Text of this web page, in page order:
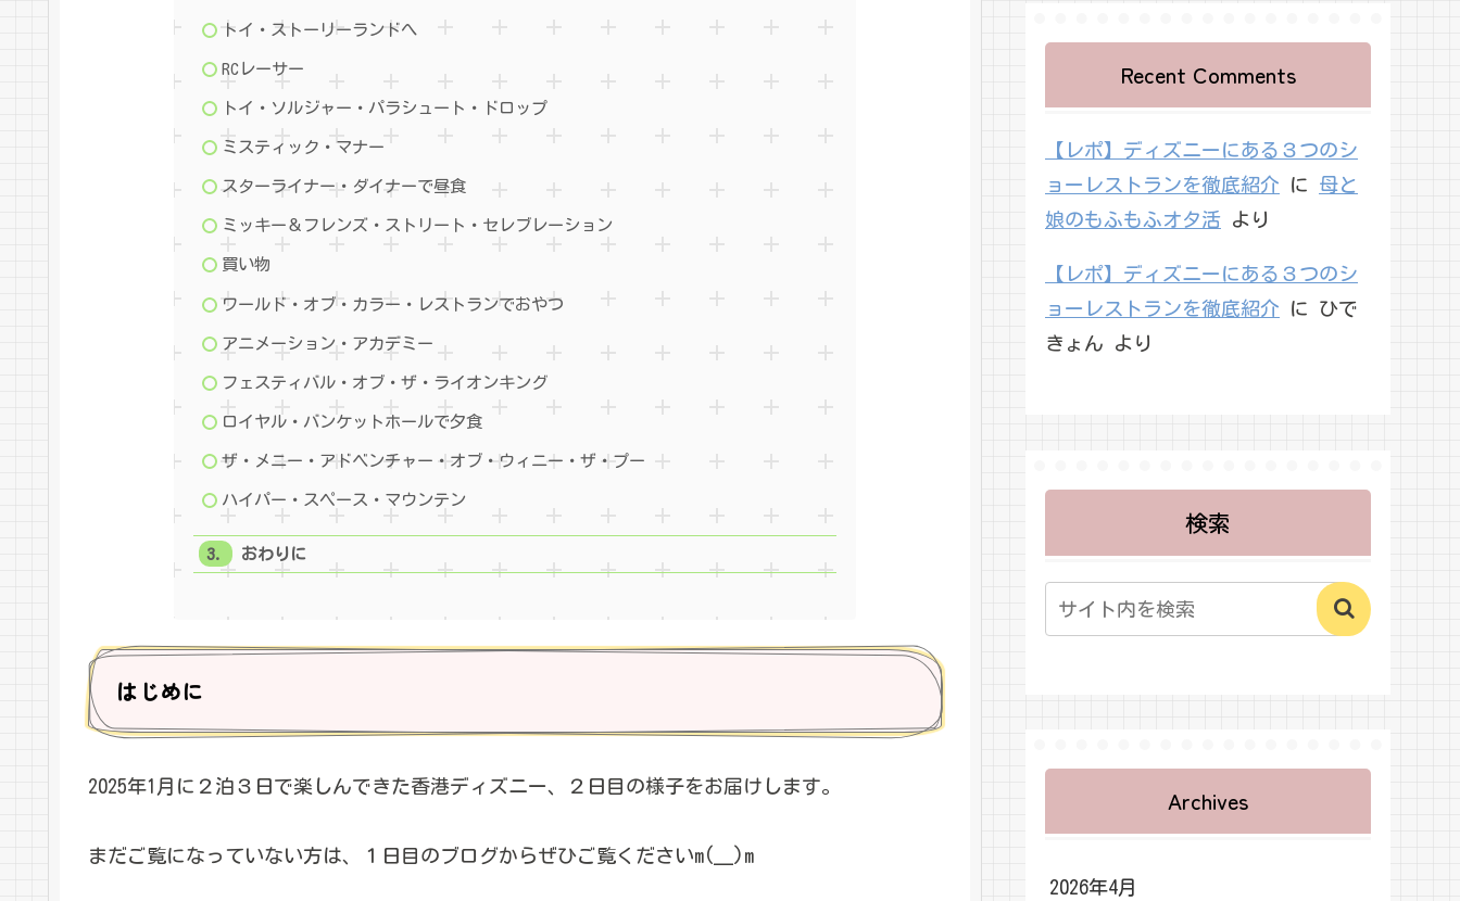
トイ・ストーリーランドへ
RCレーサー
トイ・ソルジャー・パラシュート・ドロップ
ミスティック・マナー
スターライナー・ダイナーで昼食
ミッキー＆フレンズ・ストリート・セレブレーション
買い物
ワールド・オブ・カラー・レストランでおやつ
アニメーション・アカデミー
フェスティバル・オブ・ザ・ライオンキング
ロイヤル・バンケットホールで夕食
ザ・メニー・アドベンチャー・オブ・ウィニー・ザ・プー
ハイパー・スペース・マウンテン
おわりに
はじめに
2025年1月に２泊３日で楽しんできた香港ディズニー、２日目の様子をお届けします。
まだご覧になっていない方は、１日目のブログからぜひご覧くださいm(__)m
Recent Comments
【レポ】ディズニーにある３つのシ
ョーレストランを徹底紹介 に 母と
娘のもふもふオタ活 より
【レポ】ディズニーにある３つのシ
ョーレストランを徹底紹介 に ひで
きょん より
検索
Archives
2026年4月